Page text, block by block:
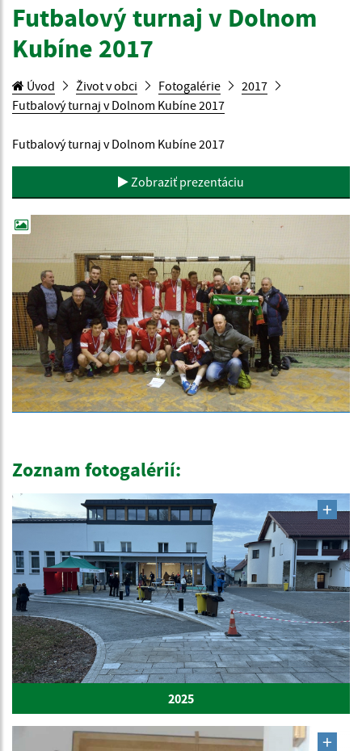
Futbalový turnaj v Dolnom
Kubíne 2017
Úvod Život v obci Fotogalérie
2017
Futbalový turnaj v Dolnom Kubíne 2017
Futbalový turnaj v Dolnom Kubíne 2017
Zobraziť prezentáciu
Zoznam fotogalérií:
2025